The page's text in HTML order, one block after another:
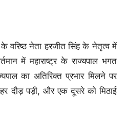
के वरिष्ठ नेता हरजीत सिंह के नेतृत्व में
में महाराष्ट्र के राज्यपाल भगत
का अतिरिक्त प्रभार मिलने पर
दौड़ पड़ी, और एक दूसरे को मिठाई